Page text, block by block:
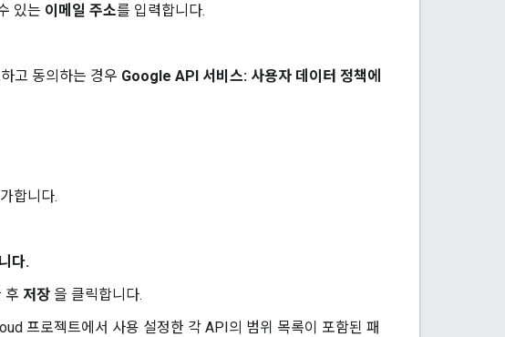
있는 이메일 주소를 입력합니다.
고 동의하는 경우 Google API 서비스: 사용자 데이터 정책에
합니다.
다.
후 저장 을 클릭합니다.
프로젝트에서 사용 설정한 각 API의 범위 목록이 포함된 패